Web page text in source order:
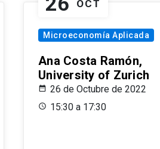
OCT
Microeconomía Aplicada
Ana Costa Ramón,
University of Zurich
26 de Octubre de 2022
15:30 a 17:30